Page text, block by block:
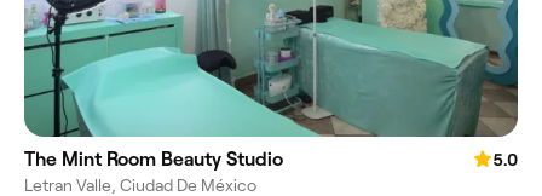
The Mint Room Beauty Studio
5.0
Letran Valle, Ciudad De México